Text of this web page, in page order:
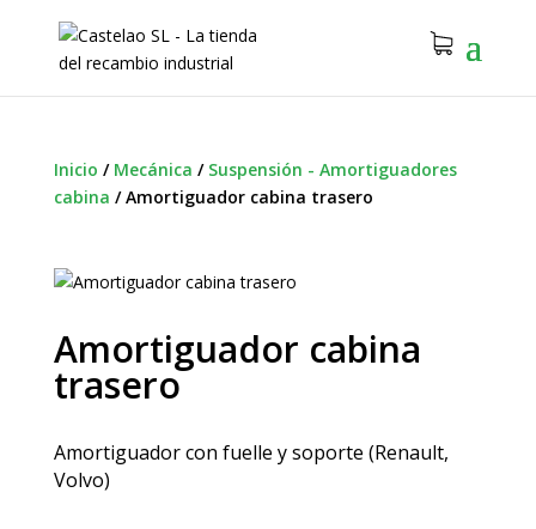
Inicio / Mecánica / Suspensión - Amortiguadores
cabina /Amortiguador cabina trasero
Amortiguador cabina
trasero
Amortiguador con fuelle y soporte (Renault,
Volvo)